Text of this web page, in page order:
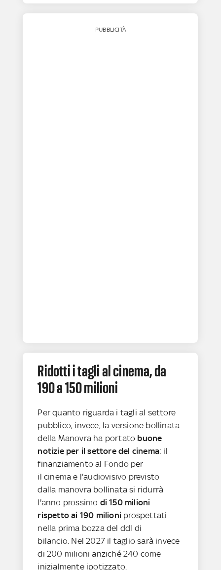
PUBBLICITÀ
Ridotti i tagli al cinema, da
190 a 150 milioni
Per quanto riguarda i tagli al settore
pubblico, invece, la versione bollinata
della Manovra ha portato buone
notizie per il settore del cinema: il
finanziamento al Fondo per
il cinema e l'audiovisivo previsto
dalla manovra bollinata si ridurrà
l'anno prossimo di 150 milioni
rispetto ai 190 milioni prospettati
nella prima bozza del ddl di
bilancio. Nel 2027 il taglio sarà invece
di 200 milioni anziché 240 come
inizialmente ipotizzato.